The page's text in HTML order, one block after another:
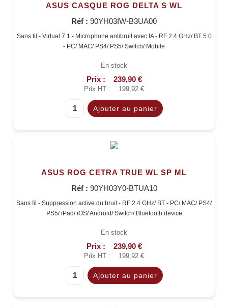
ASUS CASQUE ROG DELTA S WL
Réf : 90YH03IW-B3UA00
Sans fil - Virtual 7.1 - Microphone antibruit avec IA - RF 2.4 GHz/ BT 5.0
- PC/ MAC/ PS4/ PS5/ Switch/ Mobile
En stock
Prix : 239,90 €
Prix HT : 199,92 €
ASUS ROG CETRA TRUE WL SP ML
Réf : 90YH03Y0-BTUA10
Sans fil - Suppression active du bruit - RF 2.4 GHz/ BT - PC/ MAC/ PS4/
PS5/ iPad/ iOS/ Android/ Switch/ Bluetooth device
En stock
Prix : 239,90 €
Prix HT : 199,92 €